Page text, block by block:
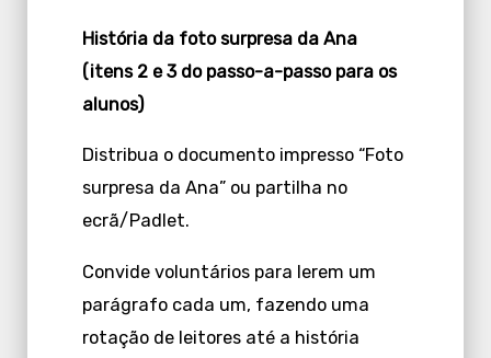
História da foto surpresa da Ana
(itens 2 e 3 do passo-a-passo para os
alunos)
Distribua o documento impresso “Foto
surpresa da Ana” ou partilha no
ecrã/Padlet.
Convide voluntários para lerem um
parágrafo cada um, fazendo uma
rotação de leitores até a história